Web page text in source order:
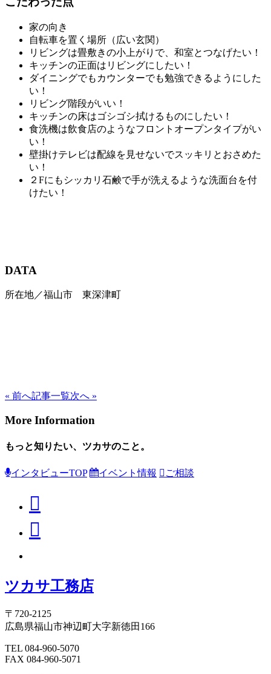
家の向き
自転車を置く場所（広い玄関）
リビングは畳敷きの小上がりで、和室とつなげたい！
キッチンの正面はリビングにしたい！
ダイニングでもカウンターでも勉強できるようにした
い！
リビング階段がいい！
キッチンの床はゴシゴシ拭けるものにしたい！
食洗機は飲食店のようなフロントオープンタイプがい
い！
壁掛けテレビは配線を見せないでスッキリとおさめた
い！
２Fにもシッカリ石鹸で手が洗えるような洗面台を付
けたい！
DATA
所在地／福山市 東深津町
« 前へ記事一覧次へ »
More Information
もっと知りたい、ツカサのこと。
インタビューTOP イベント情報 ご相談
ツカサ工務店
〒720-2125
広島県福山市神辺町大字新徳田166
TEL 084-960-5070
FAX 084-960-5071